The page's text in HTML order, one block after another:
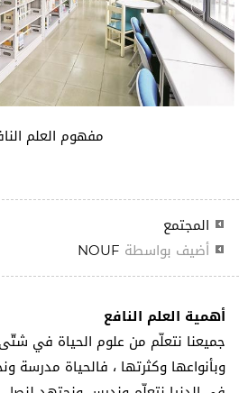
مفهوم العلم
المجتمع
أضيف بواسطة
أهمية العلم النافع
جميعنا نتعلّم من علوم الحياة في
وبأنواعها وكثرتها ، فالحياة مدرسة